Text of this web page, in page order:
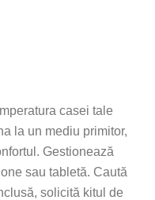
casei tale
la un mediu primitor,
Gestionează
sau tabletă. Caută
solicită kitul de